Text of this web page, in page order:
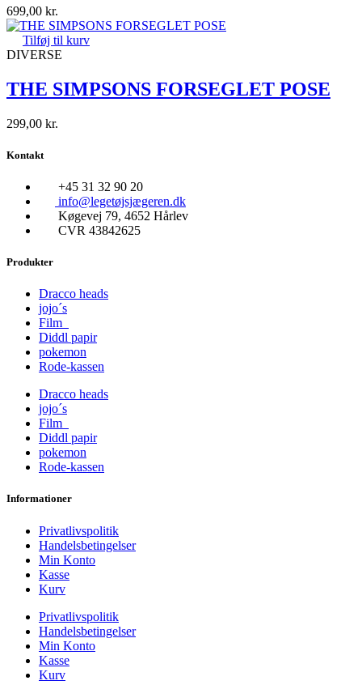
699,00 kr.
Tilføj til kurv
DIVERSE
THE SIMPSONS FORSEGLET POSE
299,00 kr.
Kontakt
+45 31 32 90 20
info@legetøjsjægeren.dk
Køgevej 79, 4652 Hårlev
CVR 43842625
Produkter
Dracco heads
jojo´s
Film
Diddl papir
pokemon
Rode-kassen
Dracco heads
jojo´s
Film
Diddl papir
pokemon
Rode-kassen
Informationer
Privatlivspolitik
Handelsbetingelser
Min Konto
Kasse
Kurv
Privatlivspolitik
Handelsbetingelser
Min Konto
Kasse
Kurv